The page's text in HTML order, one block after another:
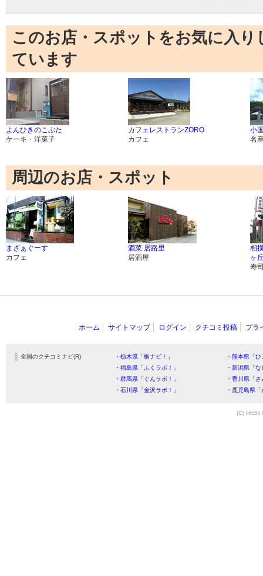
このお店・スポットをお気に入
ています
よんひきのこぶた
ケーキ・洋菓子
カフェレストランZORO
カフェ
小
名
周辺のお店・スポット
まざぁぐーす
カフェ
酒菜 居路里
居酒屋
相
ヶ
寿
ホーム サイトマップ ログイン クチコミ投稿 プラ
全国のクチコミナビ(R) ・栃木県「栃ナビ！」
・熊本県「
・福島県「ふくラボ！」
・新潟県「
・群馬県「ぐんラボ！」
・香川県「
・石川県「金沢ラボ！」
・鹿児島県
(C) HitBit